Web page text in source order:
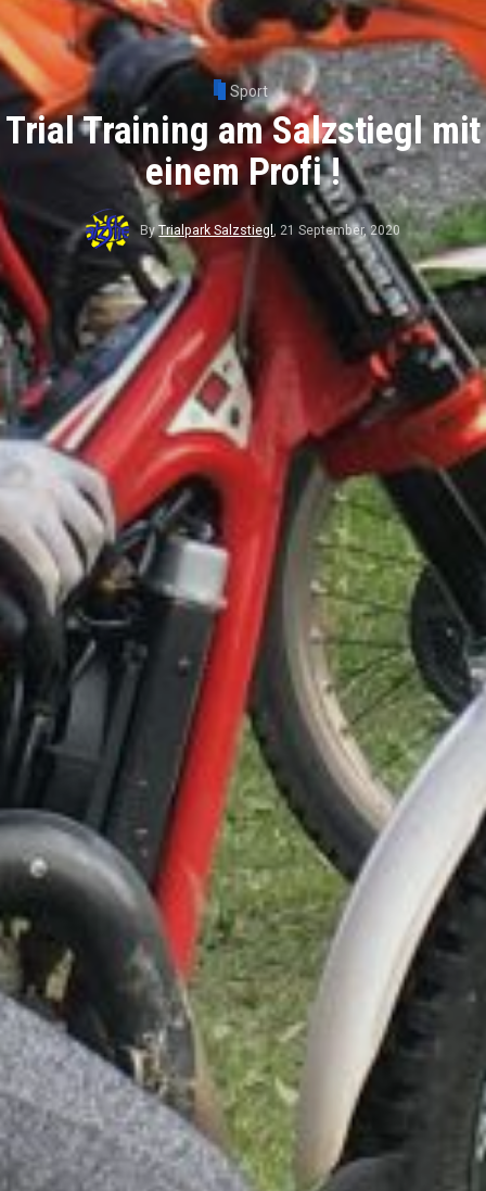
Sport
Trial Training am Salzstiegl mit
einem Profi !
ByTrialpark Salzstiegl 21 September, 2020